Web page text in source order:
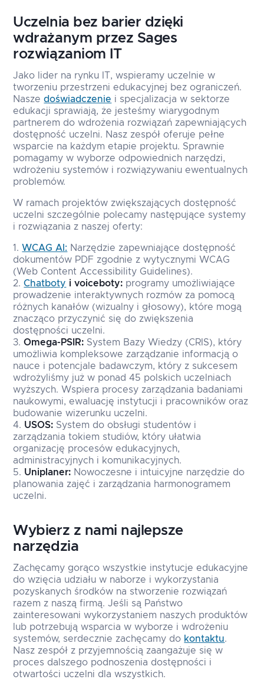
Uczelnia bez barier dzięki
wdrażanym przez Sages
rozwiązaniom IT
Jako lider na rynku IT, wspieramy uczelnie w
tworzeniu przestrzeni edukacyjnej bez ograniczeń.
Naszedoświadczenie i specjalizacja w sektorze
edukacji sprawiają, że jesteśmy wiarygodnym
partnerem do wdrożenia rozwiązań zapewniających
dostępność uczelni. Nasz zespół oferuje pełne
wsparcie na każdym etapie projektu. Sprawnie
pomagamy w wyborze odpowiednich narzędzi,
wdrożeniu systemów i rozwiązywaniu ewentualnych
problemów.
W ramach projektów zwiększających dostępność
uczelni szczególnie polecamy następujące systemy
i rozwiązania z naszej oferty:
WCAG AI: Narzędzie zapewniające dostępność
dokumentów PDF zgodnie z wytycznymi WCAG
(Web Content Accessibility Guidelines).
Chatboty i voiceboty: programy umożliwiające
prowadzenie interaktywnych rozmów za pomocą
różnych kanałów (wizualny i głosowy), które mogą
znacząco przyczynić się do zwiększenia
dostępności uczelni.
Omega-PSIR: System Bazy Wiedzy (CRIS), który
umożliwia kompleksowe zarządzanie informacją o
nauce i potencjale badawczym, który z sukcesem
wdrożyliśmy już w ponad 45 polskich uczelniach
wyższych. Wspiera procesy zarządzania badaniami
naukowymi, ewaluację instytucji i pracowników oraz
budowanie wizerunku uczelni.
USOS: System do obsługi studentów i
zarządzania tokiem studiów, który ułatwia
organizację procesów edukacyjnych,
administracyjnych i komunikacyjnych.
Uniplaner: Nowoczesne i intuicyjne narzędzie do
planowania zajęć i zarządzania harmonogramem
uczelni.
Wybierz z nami najlepsze
narzędzia
Zachęcamy gorąco wszystkie instytucje edukacyjne
do wzięcia udziału w naborze i wykorzystania
pozyskanych środków na stworzenie rozwiązań
razem z naszą firmą. Jeśli są Państwo
zainteresowani wykorzystaniem naszych produktów
lub potrzebują wsparcia w wyborze i wdrożeniu
systemów, serdecznie zachęcamy do kontaktu.
Nasz zespół z przyjemnością zaangażuje się w
proces dalszego podnoszenia dostępności i
otwartości uczelni dla wszystkich.